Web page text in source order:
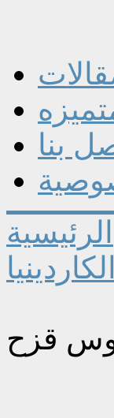
بنا
الرئيسية
قزح